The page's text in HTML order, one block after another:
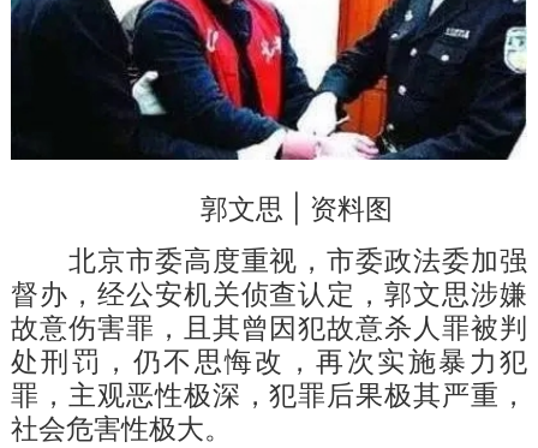
郭文思 | 资料图
北京市委高度重视，市委政法委加强
督办，经公安机关侦查认定，郭文思涉嫌
故意伤害罪，且其曾因犯故意杀人罪被判
处刑罚，仍不思悔改，再次实施暴力犯
罪，主观恶性极深，犯罪后果极其严重，
社会危害性极大。